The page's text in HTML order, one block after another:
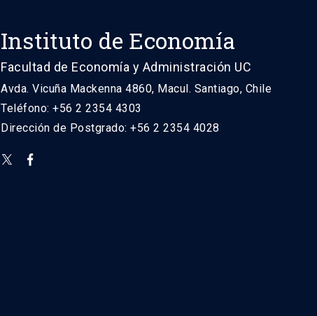
Instituto de Economía
Facultad de Economía y Administración UC
Avda. Vicuña Mackenna 4860, Macul. Santiago, Chile
Teléfono: +56 2 2354 4303
Dirección de Postgrado: +56 2 2354 4028